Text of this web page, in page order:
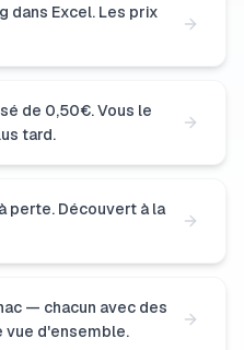
dans Excel. Les prix
de 0,50€. Vous le
tard.
perte. Découvert à la
— chacun avec des
vue d'ensemble.